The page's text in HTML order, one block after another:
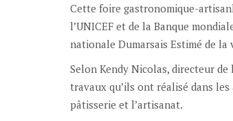
Cette foire gastronomique-
l’UNICEF et de la Banque
nationale Dumarsais Estimé de la
Selon Kendy Nicolas, directeur
travaux qu’ils ont réalisé dans
pâtisserie et l’artisanat.